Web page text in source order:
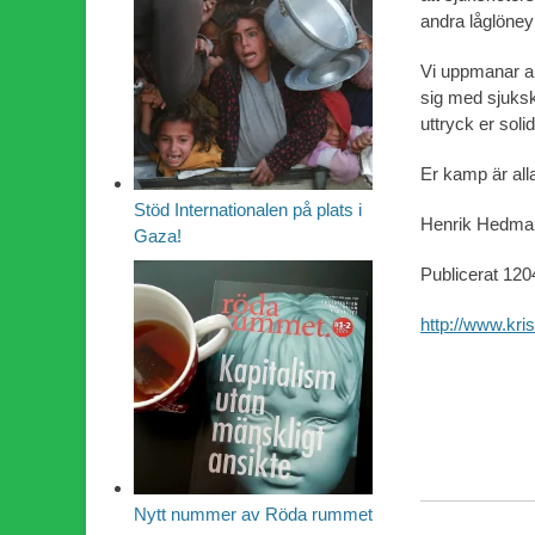
andra
Vi uppmanar
sig med
uttryck er
Er kamp är
Henrik
Publicerat
http://
Stöd Internationalen på plats i
Gaza!
Nytt nummer av Röda rummet